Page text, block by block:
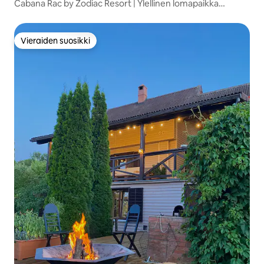
Cabana Rac by Zodiac Resort | Ylellinen lomapaikka
Vieraiden suosikki
Vieraiden suosikki